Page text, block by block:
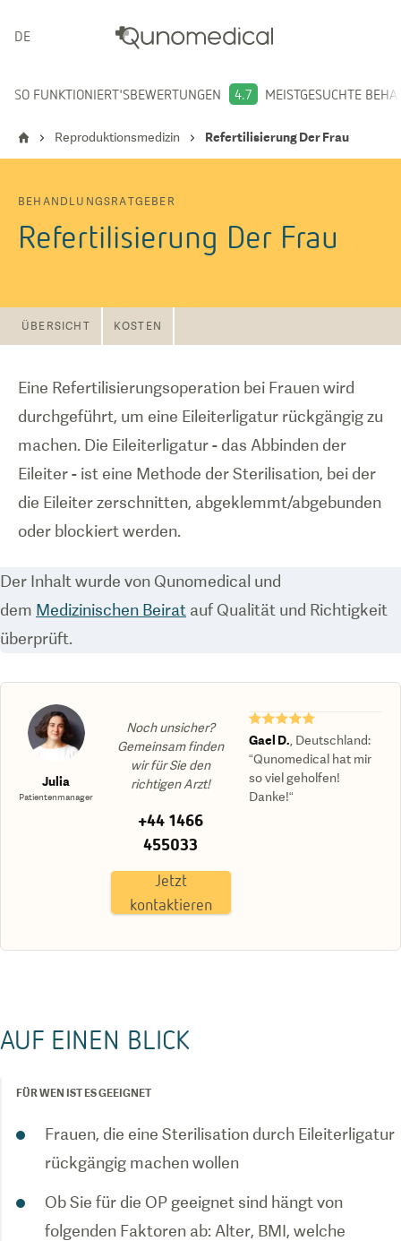
DEUTSCH
SO FUNKTIONIERT'SBEWERTUNGEN 4.7 MEISTGESUCHTE
Reproduktionsmedizin Refertilisierung Der Frau
BEHANDLUNGSRATGEBER
Refertilisierung Der Frau
ÜBERSICHT KOSTEN
Eine Refertilisierungsoperation bei Frauen wird
durchgeführt, um eine Eileiterligatur rückgängig zu
machen. Die Eileiterligatur - das Abbinden der
Eileiter - ist eine Methode der Sterilisation, bei der
die Eileiter zerschnitten, abgeklemmt/abgebunden
oder blockiert werden.
Der Inhalt wurde von Qunomedical und
dem Medizinischen Beirat auf Qualität und Richtigkeit
überprüft.
Julia
Patientenmanager
Noch unsicher?
Gemeinsam finden
wir für Sie den
richtigen Arzt!
+44 1466
455033
Jetzt
kontaktieren
★★★★★
Gael D. Deutschland:
“Qunomedical hat mir
so viel geholfen!
Danke!“
AUF EINEN BLICK
FÜR WEN IST ES GEEIGNET
Frauen, die eine Sterilisation durch Eileiterligatur
rückgängig machen wollen
Ob Sie für die OP geeignet sind hängt von
folgenden Faktoren ab: Alter, BMI, welche